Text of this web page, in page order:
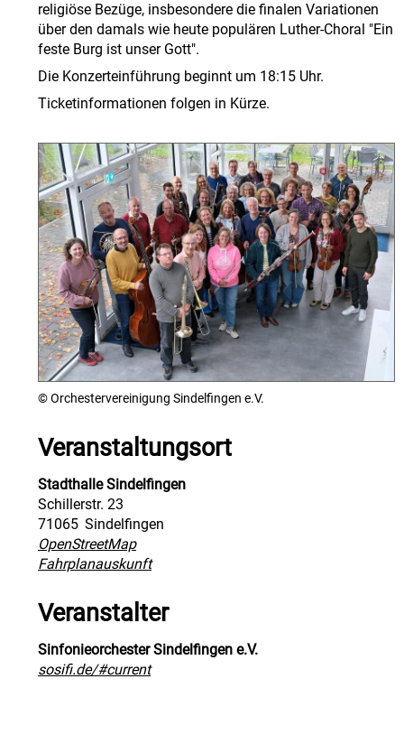
religiöse Bezüge, insbesondere die finalen Variationen
über den damals wie heute populären Luther-Choral "Ein
feste Burg ist unser Gott".
Die Konzerteinführung beginnt um 18:15 Uhr.
Ticketinformationen folgen in Kürze.
© Orchestervereinigung Sindelfingen e.V.
Veranstaltungsort
Stadthalle Sindelfingen
Schillerstr. 23
71065 Sindelfingen
OpenStreetMap
Fahrplanauskunft
Veranstalter
Sinfonieorchester Sindelfingen e.V.
sosifi.de/#current